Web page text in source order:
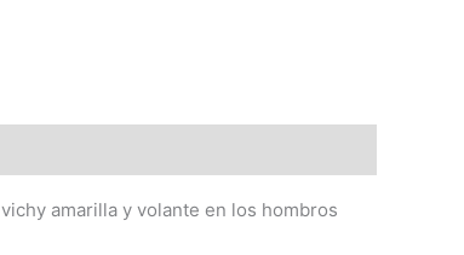
amarilla y volante en los hombros